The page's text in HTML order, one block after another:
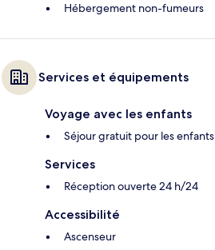
Hébergement non-fumeurs
Services et équipements
Voyage avec les enfants
Séjour gratuit pour les enfants
Services
Réception ouverte 24 h/24
Accessibilité
Ascenseur